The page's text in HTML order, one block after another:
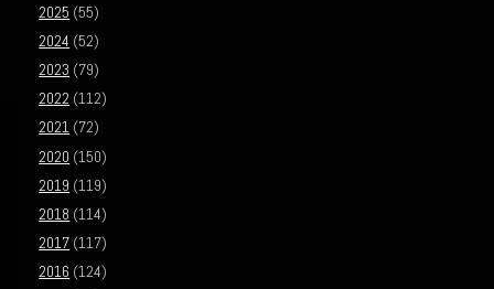
2025 (55)
2024 (52)
2023 (79)
2022 (112)
2021 (72)
2020 (150)
2019 (119)
2018 (114)
2017 (117)
2016 (124)